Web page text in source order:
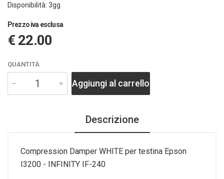
Disponibilità: 3gg
Prezzo iva esclusa
€ 22.00
QUANTITÀ
Aggiungi al carrello
Descrizione
Compression Damper WHITE per testina Epson
I3200 - INFINITY IF-240